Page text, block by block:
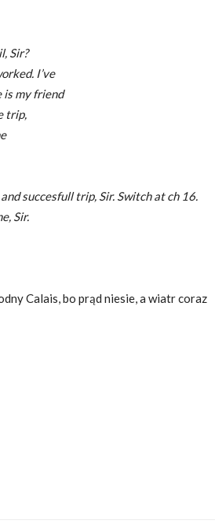
Sir?
I’ve
is my friend
trip,
succesfull trip, Sir. Switch at ch 16.
Sir.
Calais, bo prąd niesie, a wiatr coraz